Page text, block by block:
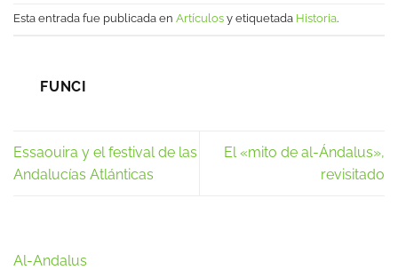
Esta entrada fue publicada en Artículos y etiquetada Historia.
FUNCI
Essaouira y el festival de las
Andalucías Atlánticas
El «mito de al-Ándalus»,
revisitado
Al-Andalus